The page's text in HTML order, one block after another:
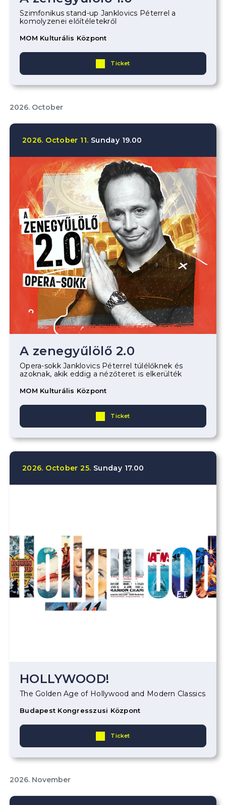
Szimfonikus stand-up Janklovics Péterrel a
komolyzenei előítéletekről
MOM Kulturális Központ
Ticket
2026. October
2026. October 11. Sunday 19.00
A zenegyűlölő 2.0
Opera-sokk Janklovics Péterrel túlélőknek és
azoknak, akik eddig a nézőteret is elkerülték
MOM Kulturális Központ
Ticket
2026. October 25. Sunday 17.00
HOLLYWOOD!
The Golden Age of Hollywood and Modern Classics
Budapest Kongresszusi Központ
Ticket
2026. November